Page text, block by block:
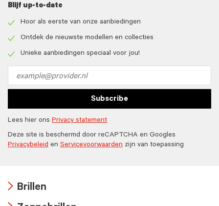
Blijf up-to-date
icon
Hoor als eerste van onze aanbiedingen
icon
Ontdek de nieuwste modellen en collecties
Unieke aanbiedingen speciaal voor jou!
address
Subscribe
Lees hier ons Privacy statement
Deze site is beschermd door reCAPTCHA en Googles
Privacybeleid en Servicevoorwaarden zijn van toepassing
Brillen